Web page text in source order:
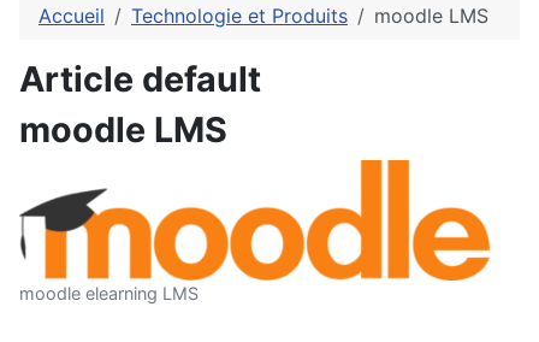
Accueil Technologie et Produits moodle LMS
Article default
moodle LMS
moodle elearning LMS